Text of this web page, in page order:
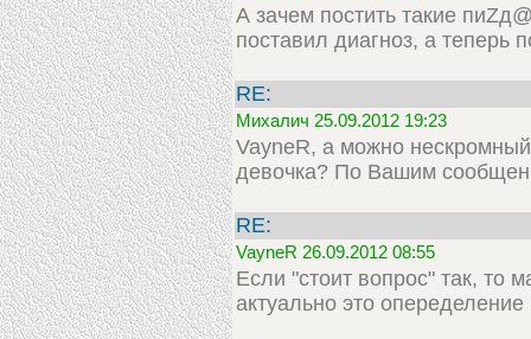
А зачем постить такие
поставил диагноз, а теперь
RE:
Михалич 25.09.2012 19:23
VayneR, а можно
девочка? По Вашим
RE:
VayneR 26.09.2012 08:55
Если "стоит вопрос" так, то
актуально это опеределение